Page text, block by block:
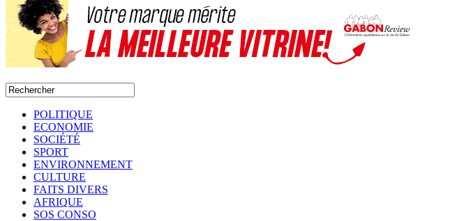
POLITIQUE
ECONOMIE
SOCIÉTÉ
SPORT
ENVIRONNEMENT
CULTURE
FAITS DIVERS
AFRIQUE
SOS CONSO